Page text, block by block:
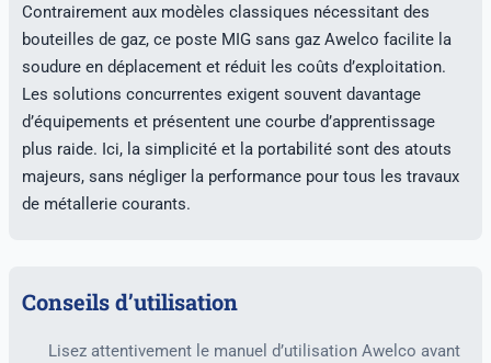
Contrairement aux modèles classiques nécessitant des
bouteilles de gaz, ce poste MIG sans gaz Awelco facilite la
soudure en déplacement et réduit les coûts d’exploitation.
Les solutions concurrentes exigent souvent davantage
d’équipements et présentent une courbe d’apprentissage
plus raide. Ici, la simplicité et la portabilité sont des atouts
majeurs, sans négliger la performance pour tous les travaux
de métallerie courants.
Conseils d’utilisation
Lisez attentivement le manuel d’utilisation Awelco avant